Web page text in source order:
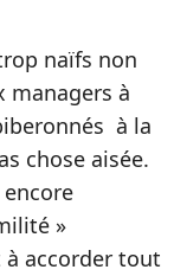
naïfs non
managers à
à la
chose aisée.
»
à accorder tout